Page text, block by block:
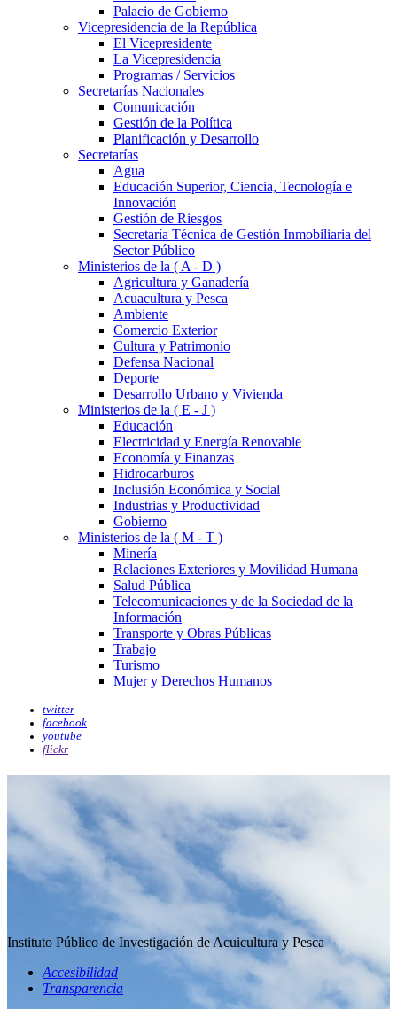
Palacio de Gobierno
Vicepresidencia de la República
El Vicepresidente
La Vicepresidencia
Programas / Servicios
Secretarías Nacionales
Comunicación
Gestión de la Política
Planificación y Desarrollo
Secretarías
Agua
Educación Superior, Ciencia, Tecnología e
Innovación
Gestión de Riesgos
Secretaría Técnica de Gestión Inmobiliaria del
Sector Público
Ministerios de la ( A - D )
Agricultura y Ganadería
Acuacultura y Pesca
Ambiente
Comercio Exterior
Cultura y Patrimonio
Defensa Nacional
Deporte
Desarrollo Urbano y Vivienda
Ministerios de la ( E - J )
Educación
Electricidad y Energía Renovable
Economía y Finanzas
Hidrocarburos
Inclusión Económica y Social
Industrias y Productividad
Gobierno
Ministerios de la ( M - T )
Minería
Relaciones Exteriores y Movilidad Humana
Salud Pública
Telecomunicaciones y de la Sociedad de la
Información
Transporte y Obras Públicas
Trabajo
Turismo
Mujer y Derechos Humanos
twitter
facebook
youtube
flickr
Instituto Público de Investigación de Acuicultura y Pesca
Accesibilidad
Transparencia